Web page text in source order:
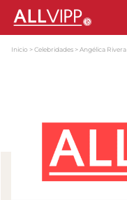
Inicio Celebridades Angélica Rivera